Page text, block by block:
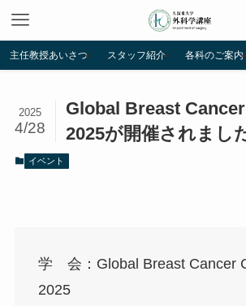
主任教授あいさつ スタッフ紹介 各科のご案内
Global Breast
2025が開催されまし
2025
4/28
イベント
学 会：Global Breast Cancer
2025